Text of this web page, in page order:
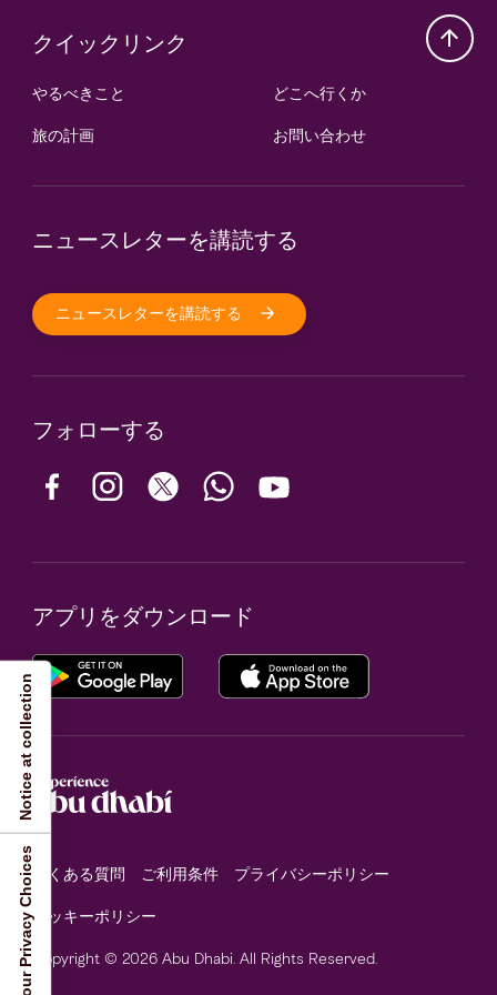
クイックリンク
やるべきこと
旅の計画
どこへ行くか
お問い合わせ
ニュースレターを講読する
ニュースレターを講読する
フォローする
アプリをダウンロード
よくある質問 ご利用条件 プライバシーポリシー
クッキーポリシー
Copyright © 2026 Abu Dhabi. All Rights Reserved.
Your Privacy Choices
Notice at collection